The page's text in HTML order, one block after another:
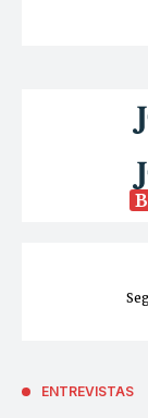
ENTREVISTAS